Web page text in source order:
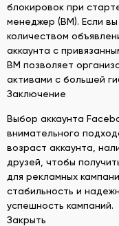
блокировок при
менеджер (BM). Если
количеством
аккаунта с
BM позволяет
активами с большей
Заключение
Выбор аккаунта
внимательного
возраст аккаунта,
друзей, чтобы
для рекламных
стабильность и
успешность кампаний.
Закрыть